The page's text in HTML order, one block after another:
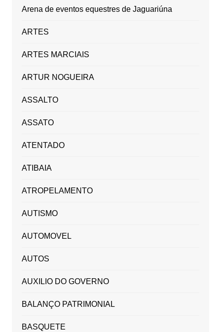
Arena de eventos equestres de Jaguariúna
ARTES
ARTES MARCIAIS
ARTUR NOGUEIRA
ASSALTO
ASSATO
ATENTADO
ATIBAIA
ATROPELAMENTO
AUTISMO
AUTOMOVEL
AUTOS
AUXILIO DO GOVERNO
BALANÇO PATRIMONIAL
BASQUETE